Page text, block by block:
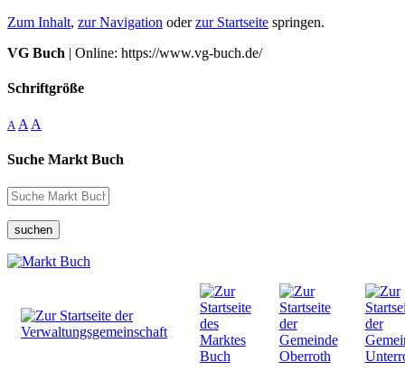
Zum Inhalt, zur Navigation oderzur Startseite springen.
VG Buch | Online: https://www.vg-buch.de/
Schriftgröße
A A A
Suche Markt Buch
suchen